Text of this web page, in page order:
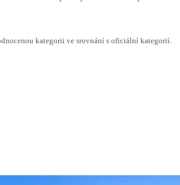
kategorii ve srovnání s oficiální kategorií.